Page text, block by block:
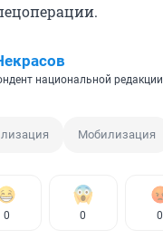
национальной редакции
Мобилизация
0 0 0